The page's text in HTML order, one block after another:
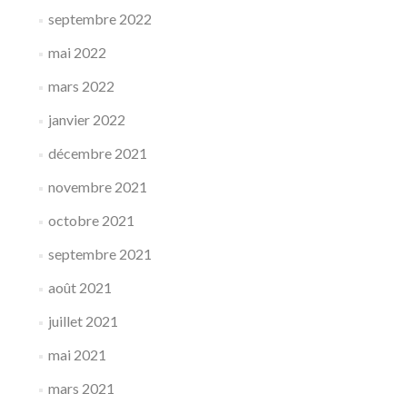
septembre 2022
mai 2022
mars 2022
janvier 2022
décembre 2021
novembre 2021
octobre 2021
septembre 2021
août 2021
juillet 2021
mai 2021
mars 2021